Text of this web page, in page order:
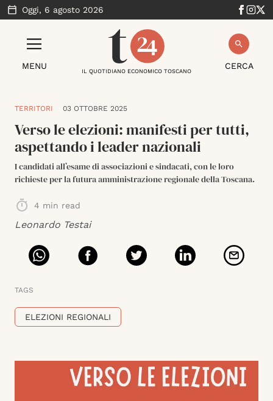
Oggi, 6 agosto 2026
MENU CERCA
IL QUOTIDIANO ECONOMICO TOSCANO
TERRITORI 03 OTTOBRE 2025
Verso le elezioni: manifesti per tutti,
aspettando i leader nazionali
I candidati all’esame di associazioni e sindacati, con le loro
richieste per la futura amministrazione regionale della Toscana.
4 min read
Leonardo Testai
TAGS
ELEZIONI REGIONALI